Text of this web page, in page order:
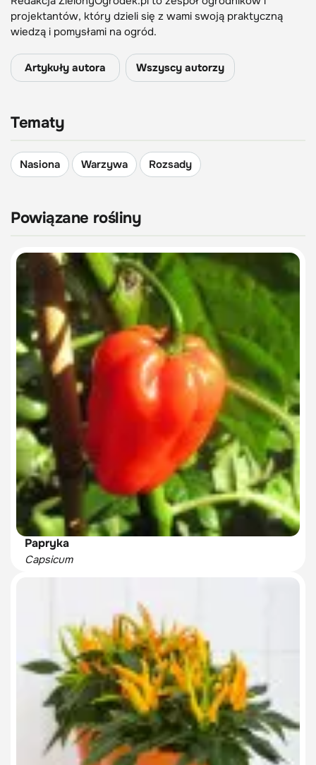
projektantów, który dzieli się z wami swoją praktyczną
wiedzą i pomysłami na ogród.
Artykuły autora Wszyscy autorzy
Tematy
Nasiona Warzywa Rozsady
Powiązane rośliny
Papryka
Capsicum